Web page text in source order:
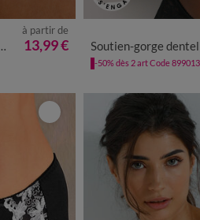
58/60
à partir de
13,99 € Soutien-gorge dentelle ouverture
-50% dès 2 art Code 899013